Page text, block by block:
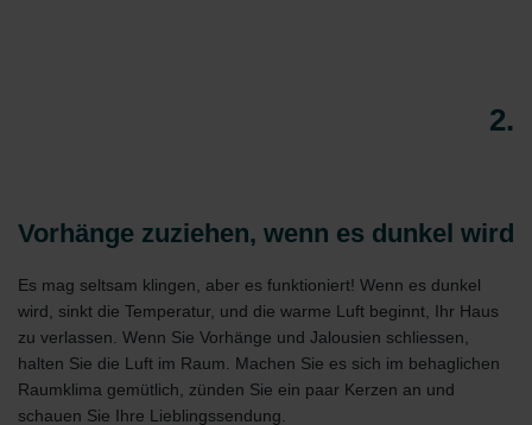
2.
Vorhänge zuziehen, wenn es dunkel wird
Es mag seltsam klingen, aber es funktioniert! Wenn es dunkel
wird, sinkt die Temperatur, und die warme Luft beginnt, Ihr Haus
zu verlassen. Wenn Sie Vorhänge und Jalousien schliessen,
halten Sie die Luft im Raum. Machen Sie es sich im behaglichen
Raumklima gemütlich, zünden Sie ein paar Kerzen an und
schauen Sie Ihre Lieblingssendung.